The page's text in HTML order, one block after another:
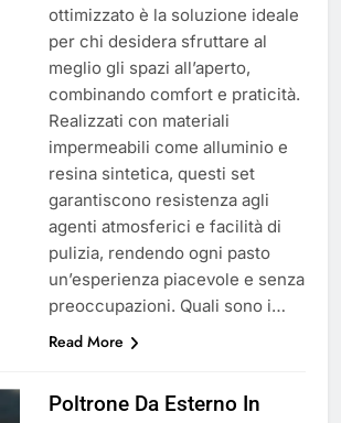
ottimizzato è la soluzione ideale
per chi desidera sfruttare al
meglio gli spazi all’aperto,
combinando comfort e praticità.
Realizzati con materiali
impermeabili come alluminio e
resina sintetica, questi set
garantiscono resistenza agli
agenti atmosferici e facilità di
pulizia, rendendo ogni pasto
un’esperienza piacevole e senza
preoccupazioni. Quali sono i…
Read More
Poltrone Da Esterno In